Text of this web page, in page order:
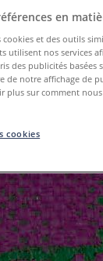
en
cookies et des outils
utilisent nos services
des publicités basées
de notre affichage de
plus sur comment
cookies